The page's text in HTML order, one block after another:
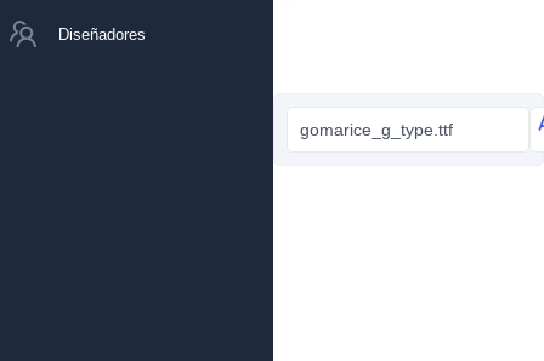
Diseñadores
gomarice_g_type.ttf